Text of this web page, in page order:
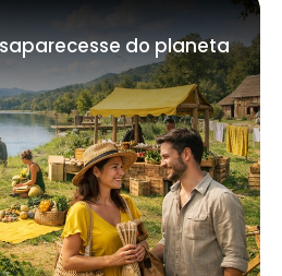
do planeta